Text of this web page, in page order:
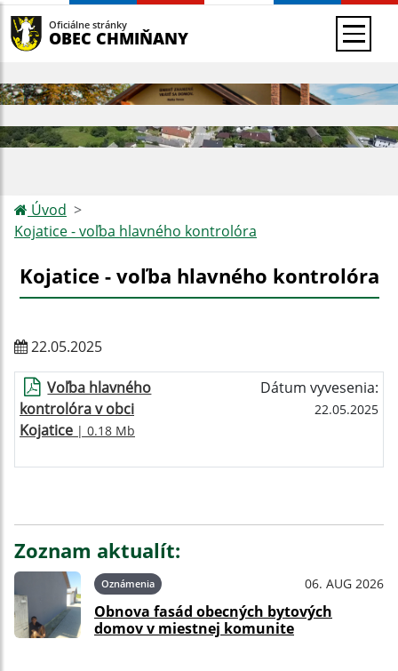
Oficiálne stránky
OBEC CHMIŇANY
Úvod
Kojatice - voľba hlavného kontrolóra
Kojatice - voľba hlavného kontrolóra
22.05.2025
Voľba hlavného
kontrolóra v obci
Kojatice | 0.18 Mb
Dátum vyvesenia:
22.05.2025
Zoznam aktualít:
Oznámenia 06. AUG 2026
Obnova fasád obecných bytových
domov v miestnej komunite